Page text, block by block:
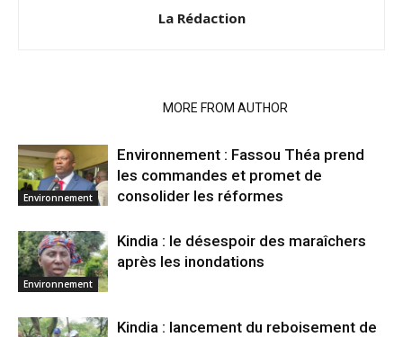
La Rédaction
MORE FROM AUTHOR
Environnement
Environnement : Fassou Théa prend
les commandes et promet de
consolider les réformes
Environnement
Kindia : le désespoir des maraîchers
après les inondations
Kindia : lancement du reboisement de